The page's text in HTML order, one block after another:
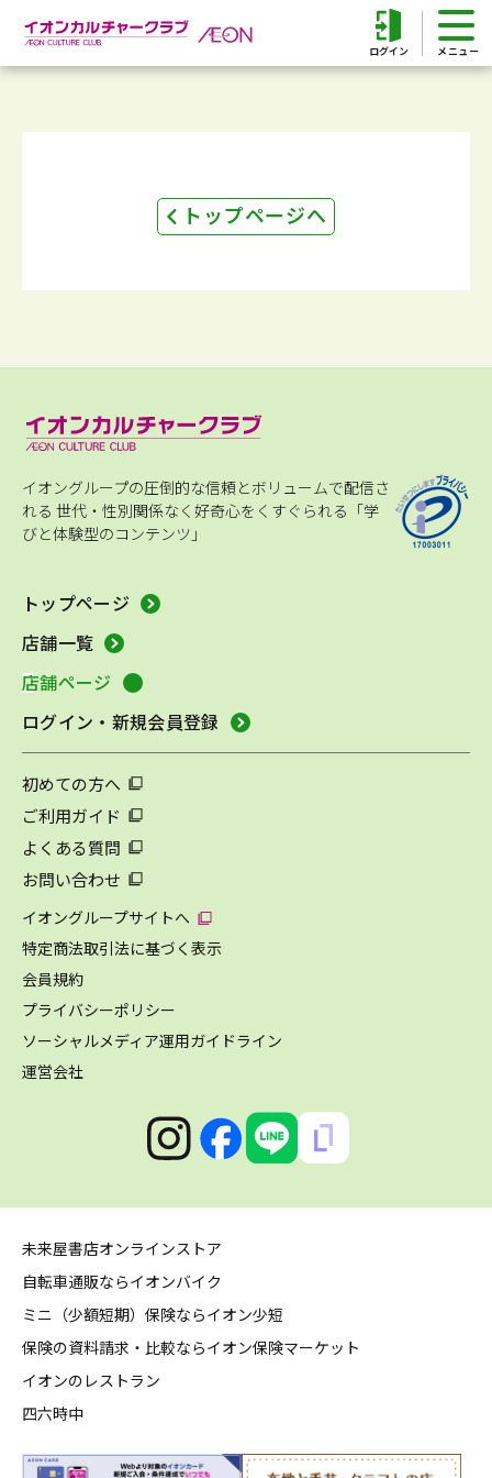
ログイン
トップページへ
イオングループの圧倒的な信頼とボリュームで配信さ
れる 世代・性別関係なく好奇心をくすぐられる「学
びと体験型のコンテンツ」
トップページ
店舗一覧
店舗ページ
ログイン・新規会員登録
初めての方へ
ご利用ガイド
よくある質問
お問い合わせ
イオングループサイトへ
特定商法取引法に基づく表示
会員規約
プライバシーポリシー
ソーシャルメディア運用ガイドライン
運営会社
未来屋書店オンラインストア
自転車通販ならイオンバイク
ミニ（少額短期）保険ならイオン少短
保険の資料請求・比較ならイオン保険マーケット
イオンのレストラン
四六時中